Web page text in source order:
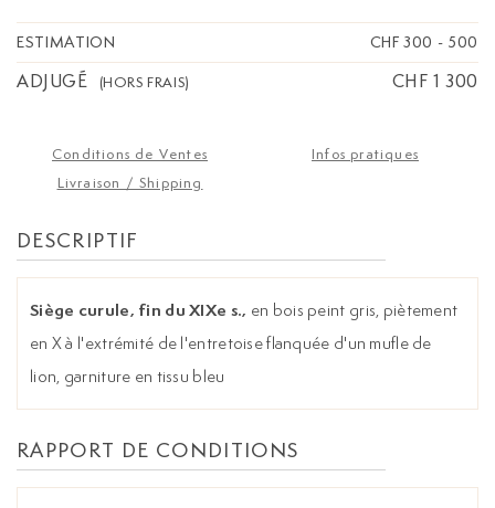
ESTIMATION CHF 300 - 500
ADJUGÉ (HORS FRAIS) CHF 1 300
Conditions de Ventes
Infos pratiques
Livraison / Shipping
DESCRIPTIF
Siège curule, fin du XIXe s., en bois peint gris, piètement
en X à l'extrémité de l'entretoise flanquée d'un mufle de
lion, garniture en tissu bleu
RAPPORT DE CONDITIONS